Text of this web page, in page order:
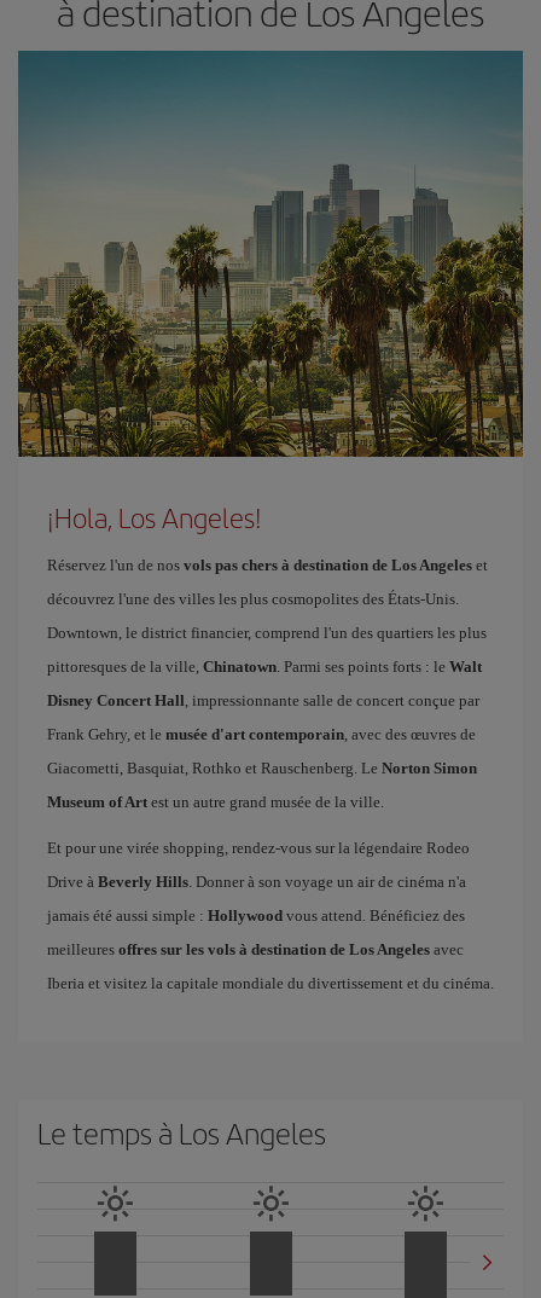
à destination de Los Angeles
¡Hola, Los Angeles!
Réservez l'un de nos vols pas chers à destination de Los Angeles et
découvrez l'une des villes les plus cosmopolites des États-Unis.
Downtown, le district financier, comprend l'un des quartiers les plus
pittoresques de la ville, Chinatown. Parmi ses points forts : le Walt
Disney Concert Hall, impressionnante salle de concert conçue par
Frank Gehry, et le musée d'art contemporain, avec des œuvres de
Giacometti, Basquiat, Rothko et Rauschenberg. Le Norton Simon
Museum of Art est un autre grand musée de la ville.
Et pour une virée shopping, rendez-vous sur la légendaire Rodeo
Drive à Beverly Hills. Donner à son voyage un air de cinéma n'a
jamais été aussi simple : Hollywood vous attend. Bénéficiez des
meilleures offres sur les vols à destination de Los Angeles avec
Iberia et visitez la capitale mondiale du divertissement et du cinéma.
Le temps à Los Angeles